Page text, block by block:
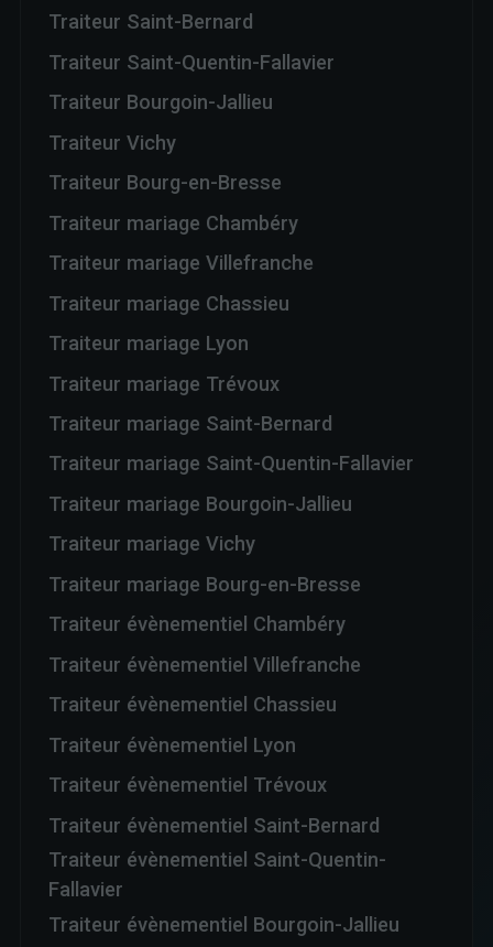
Traiteur Saint-Bernard
Traiteur Saint-Quentin-Fallavier
Traiteur Bourgoin-Jallieu
Traiteur Vichy
Traiteur Bourg-en-Bresse
Traiteur mariage Chambéry
Traiteur mariage Villefranche
Traiteur mariage Chassieu
Traiteur mariage Lyon
Traiteur mariage Trévoux
Traiteur mariage Saint-Bernard
Traiteur mariage Saint-Quentin-Fallavier
Traiteur mariage Bourgoin-Jallieu
Traiteur mariage Vichy
Traiteur mariage Bourg-en-Bresse
Traiteur évènementiel Chambéry
Traiteur évènementiel Villefranche
Traiteur évènementiel Chassieu
Traiteur évènementiel Lyon
Traiteur évènementiel Trévoux
Traiteur évènementiel Saint-Bernard
Traiteur évènementiel Saint-Quentin-
Fallavier
Traiteur évènementiel Bourgoin-Jallieu